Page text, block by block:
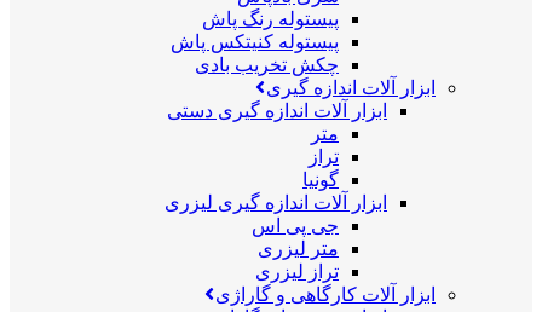
پیستوله رنگ پاش
پیستوله کنیتکس پاش
چکش تخریب بادی
ابزار آلات اندازه گیری
ابزار آلات اندازه گیری دستی
متر
تراز
گونیا
ابزار آلات اندازه گیری لیزری
جی پی اس
متر لیزری
تراز لیزری
ابزار آلات کارگاهی و گاراژی